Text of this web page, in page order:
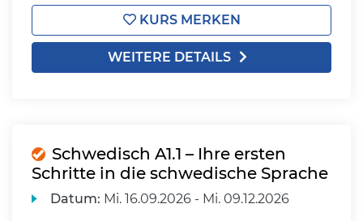
KURS MERKEN
WEITERE DETAILS
Schwedisch A1.1 – Ihre ersten
Schritte in die schwedische Sprache
Datum: Mi. 16.09.2026 - Mi. 09.12.2026